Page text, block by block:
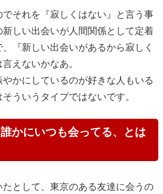
それを『寂しくはない』と言う事
新しい出会いが人間関係として定着
『新しい出会いがあるから寂しく
えないかなあ。
かにしているのが好きな人もいる
ういうタイプではないです。
かにいつも会ってる、とは
として、東京のある友達に会うの